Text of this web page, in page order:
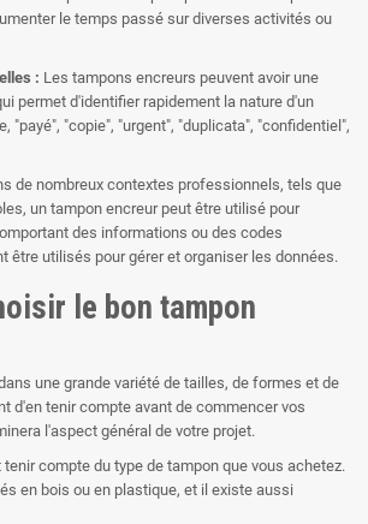
le temps passé sur diverses activités ou
: Les tampons encreurs peuvent avoir une
permet d'identifier rapidement la nature d'un
"payé", "copie", "urgent", "duplicata", "confidentiel",
de nombreux contextes professionnels, tels que
un tampon encreur peut être utilisé pour
des informations ou des codes
être utilisés pour gérer et organiser les données.
le bon tampon
une grande variété de tailles, de formes et de
d'en tenir compte avant de commencer vos
l'aspect général de votre projet.
compte du type de tampon que vous achetez.
en bois ou en plastique, et il existe aussi